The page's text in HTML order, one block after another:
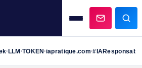
•LLM•TOKEN•iapratique.com•#IAResponsable